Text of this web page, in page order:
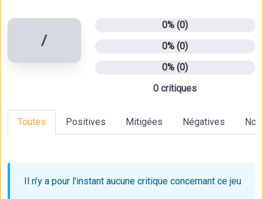
/
0% (0)
0% (0)
0% (0)
0 critiques
Toutes Positives Mitigées Négatives
Il n’y a pour l'instant aucune critique concernant ce jeu